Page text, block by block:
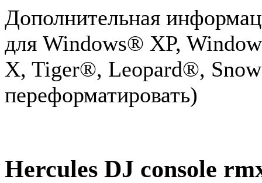
Дополнительная
для Windows® XP,
X, Tiger®, Leopard®,
переформатировать)
Hercules DJ console